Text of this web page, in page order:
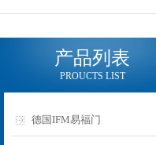
产品列表
PROUCTS LIST
德国IFM易福门